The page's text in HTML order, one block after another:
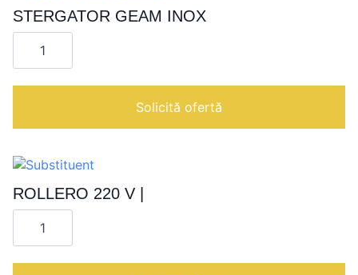
STERGATOR GEAM INOX
Cantitate
STERGATOR
Solicită ofertă
ROLLERO 220 V |
Cantitate
ROLLERO
|